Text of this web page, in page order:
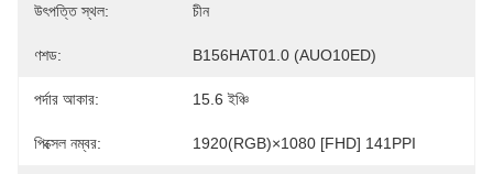
উৎপত্তি স্থল: চীন
ণশড: B156HAT01.0 (AUO10ED)
পর্দার আকার: 15.6 ইঞ্চি
পিক্সেল নম্বর: 1920(RGB)×1080 [FHD] 141PPI